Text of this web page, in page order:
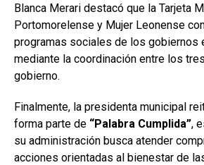
Blanca Merari destacó que la Tarjeta
Portomorelense y Mujer Leonense
programas sociales de los gobiernos
mediante la coordinación entre los
gobierno.
Finalmente, la presidenta municipal
forma parte de “Palabra Cumplida”,
su administración busca atender
acciones orientadas al bienestar de